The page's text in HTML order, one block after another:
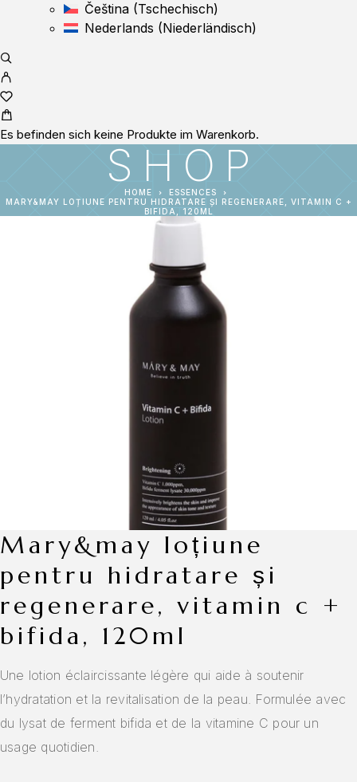
Čeština (Tschechisch)
Nederlands (Niederländisch)
Es befinden sich keine Produkte im Warenkorb.
SHOP
HOME
ESSENCES
MARY&MAY LOȚIUNE PENTRU HIDRATARE ȘI REGENERARE, VITAMIN C +
BIFIDA, 120ML
mary&may loțiune
pentru hidratare și
regenerare, vitamin c +
bifida, 120ml
Une lotion éclaircissante légère qui aide à soutenir
l’hydratation et la revitalisation de la peau. Formulée avec
du lysat de ferment bifida et de la vitamine C pour un
usage quotidien.